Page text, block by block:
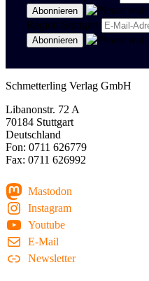
Region Stuttgart
Schmetterling Verlag GmbH
Libanonstr. 72 A
70184 Stuttgart
Deutschland
Fon: 0711 626779
Fax: 0711 626992
Mastodon
Instagram
Youtube
E-Mail
Newsletter